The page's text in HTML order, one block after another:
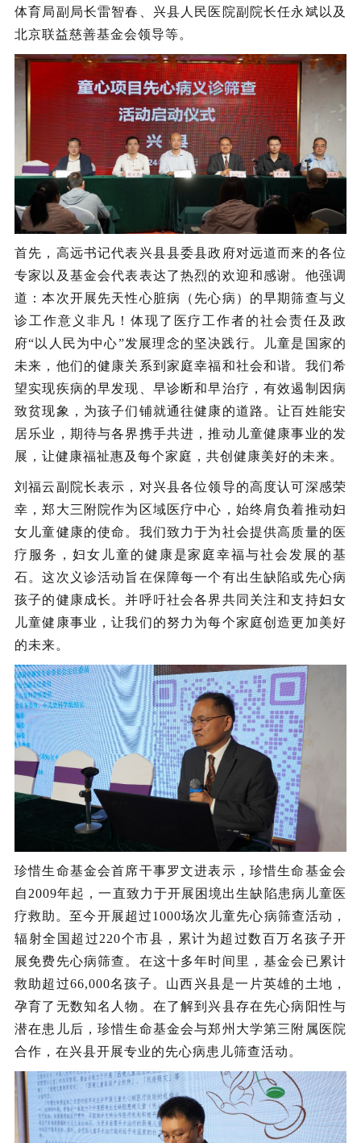
体育局副局长雷智春、兴县人民医院副院长任永斌以及
北京联益慈善基金会领导等。
首先，高远书记代表兴县县委县政府对远道而来的各位
专家以及基金会代表表达了热烈的欢迎和感谢。他强调
道：本次开展先天性心脏病（先心病）的早期筛查与义
诊工作意义非凡！体现了医疗工作者的社会责任及政
府“以人民为中心”发展理念的坚决践行。儿童是国家的
未来，他们的健康关系到家庭幸福和社会和谐。我们希
望实现疾病的早发现、早诊断和早治疗，有效遏制因病
致贫现象，为孩子们铺就通往健康的道路。让百姓能安
居乐业，期待与各界携手共进，推动儿童健康事业的发
展，让健康福祉惠及每个家庭，共创健康美好的未来。
刘福云副院长表示，对兴县各位领导的高度认可深感荣
幸，郑大三附院作为区域医疗中心，始终肩负着推动妇
女儿童健康的使命。我们致力于为社会提供高质量的医
疗服务，妇女儿童的健康是家庭幸福与社会发展的基
石。这次义诊活动旨在保障每一个有出生缺陷或先心病
孩子的健康成长。并呼吁社会各界共同关注和支持妇女
儿童健康事业，让我们的努力为每个家庭创造更加美好
的未来。
珍惜生命基金会首席干事罗文进表示，珍惜生命基金会
自2009年起，一直致力于开展困境出生缺陷患病儿童医
疗救助。至今开展超过1000场次儿童先心病筛查活动，
辐射全国超过220个市县，累计为超过数百万名孩子开
展免费先心病筛查。在这十多年时间里，基金会已累计
救助超过66,000名孩子。山西兴县是一片英雄的土地，
孕育了无数知名人物。在了解到兴县存在先心病阳性与
潜在患儿后，珍惜生命基金会与郑州大学第三附属医院
合作，在兴县开展专业的先心病患儿筛查活动。